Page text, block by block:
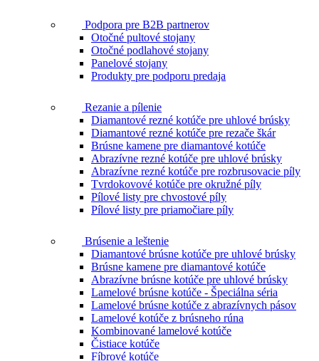
Podpora pre B2B partnerov
Otočné pultové stojany
Otočné podlahové stojany
Panelové stojany
Produkty pre podporu predaja
Rezanie a pílenie
Diamantové rezné kotúče pre uhlové brúsky
Diamantové rezné kotúče pre rezače škár
Brúsne kamene pre diamantové kotúče
Abrazívne rezné kotúče pre uhlové brúsky
Abrazívne rezné kotúče pre rozbrusovacie píly
Tvrdokovové kotúče pre okružné píly
Pílové listy pre chvostové píly
Pílové listy pre priamočiare píly
Brúsenie a leštenie
Diamantové brúsne kotúče pre uhlové brúsky
Brúsne kamene pre diamantové kotúče
Abrazívne brúsne kotúče pre uhlové brúsky
Lamelové brúsne kotúče - Špeciálna séria
Lamelové brúsne kotúče z abrazívnych pásov
Lamelové kotúče z brúsneho rúna
Kombinované lamelové kotúče
Čistiace kotúče
Fíbrové kotúče